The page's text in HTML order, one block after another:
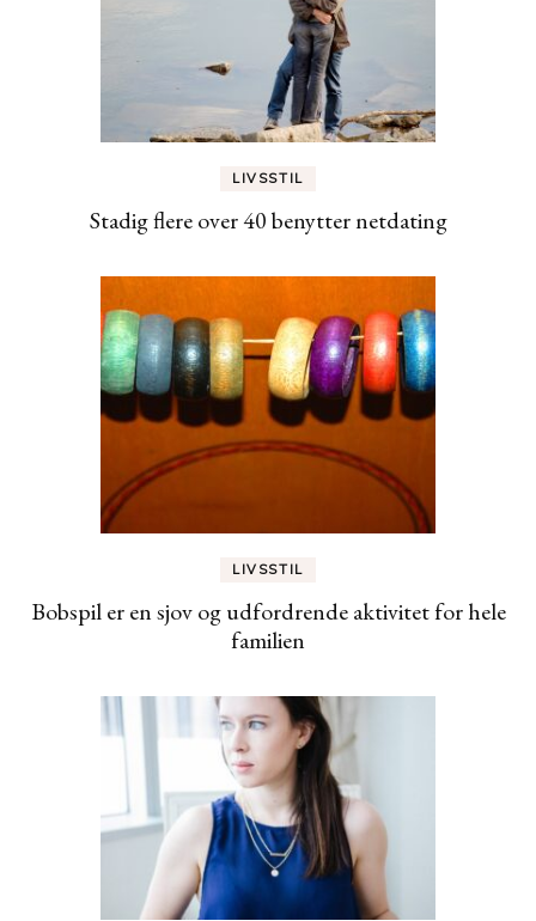
LIVSSTIL
Stadig flere over 40 benytter netdating
LIVSSTIL
Bobspil er en sjov og udfordrende aktivitet for hele
familien